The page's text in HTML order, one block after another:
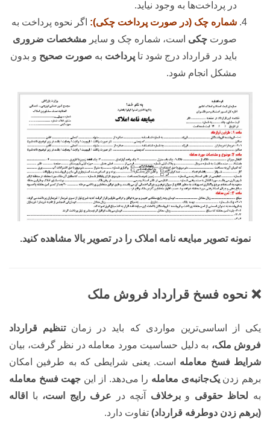
در پرداخت‌ها به وجود نیاید.
شماره چک (در صورت پرداخت چکی): اگر نحوه پرداخت به
صورت چکی است، شماره چک و سایر مشخصات ضروری
باید در قرارداد درج شود تا پرداخت به صورت صحیح و بدون
مشکل انجام شود.
نمونه تصویر مبایعه نامه املاک را در تصویر بالا مشاهده کنید.
❌ نحوه فسخ قرارداد فروش ملک
یکی از اساسی‌ترین مواردی که باید در زمانتنظیم قرارداد
فروش ملک، به دلیل حساسیت مورد معامله در نظر گرفت، بیان
شرایط فسخ معامله است. یعنی شرایطی که به طرفین امکان
برهم زدنیک‌جانبه‌ی معامله را می‌دهد. از این جهت فسخ معامله
به لحاظ حقوقی وبرخلاف آنچه در عرف رایج است، با
اقاله
(برهم زدن دوطرفه قرارداد) تفاوت دارد.